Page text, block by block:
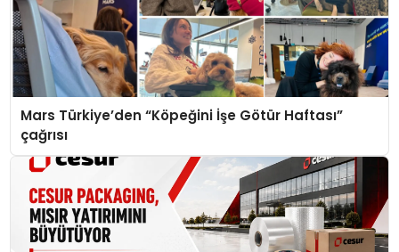
Mars Türkiye’den “Köpeğini İşe Götür Haftası”
çağrısı